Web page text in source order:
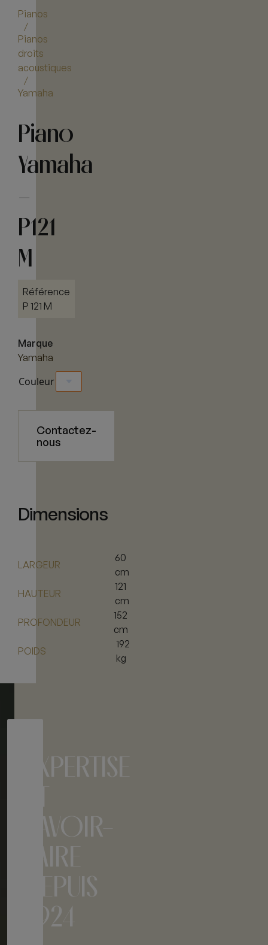
Pianos
/
Pianos
droits
acoustiques
/
Yamaha
Piano
Yamaha
–
P121
M
Référence
P 121 M
Marque
Yamaha
Couleur
Contactez-
nous
Dimensions
LARGEUR
60
cm
HAUTEUR
121
cm
PROFONDEUR
152
cm
POIDS
192
kg
EXPERTISE
ET
SAVOIR-
FAIRE
DEPUIS
1924